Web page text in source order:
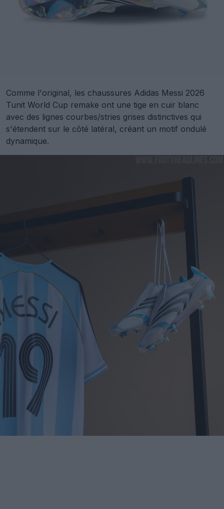
Comme l'original, les chaussures Adidas Messi 2026
Tunit World Cup remake ont une tige en cuir blanc
avec des lignes courbes/stries grises distinctives qui
s'étendent sur le côté latéral, créant un motif ondulé
dynamique.